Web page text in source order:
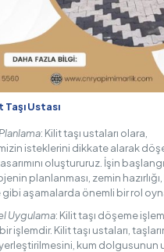
Ustası
: Kilit taşı ustaları olara,
isteklerini dikkate alarak
oluştururuz. İşin
planlanması, zemin hazırlığı,
aşamalarda önemli bir rol
Uygulama: Kilit taşı döşeme
işlemdir. Kilit taşı ustaları,
kum dolgusunun